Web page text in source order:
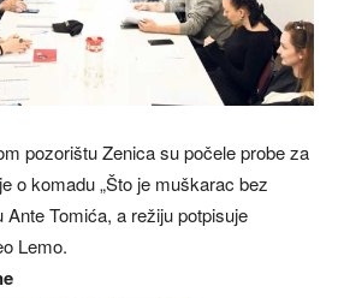
pozorištu Zenica su počele probe za
o komadu „Što je muškarac bez
Ante Tomića, a režiju potpisuje
Lemo.